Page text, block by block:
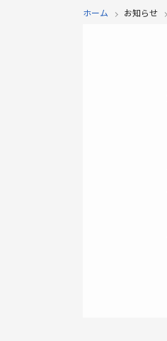
ホーム お知らせ